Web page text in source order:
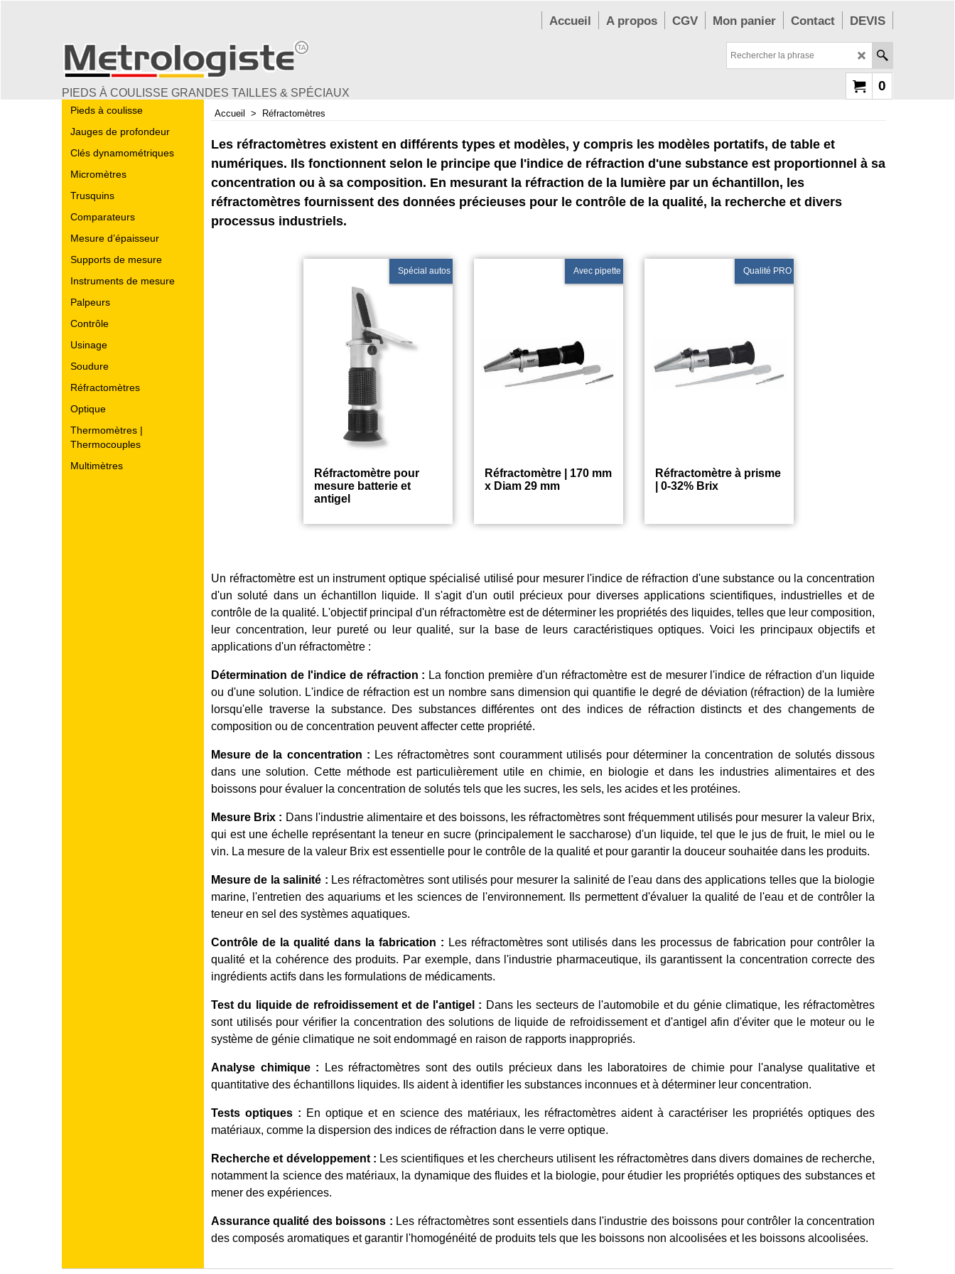
Accueil A propos CGV Mon panier Contact DEVIS
PIEDS À COULISSE GRANDES TAILLES & SPÉCIAUX 0
Pieds à coulisse
Jauges de profondeur
Clés dynamométriques
Micromètres
Trusquins
Comparateurs
Mesure d’épaisseur
Supports de mesure
Instruments de mesure
Palpeurs
Contrôle
Usinage
Soudure
Réfractomètres
Optique
Thermomètres |
Thermocouples
Multimètres
Accueil > Réfractomètres
Les réfractomètres existent en différents types et modèles, y compris les modèles portatifs, de table et
numériques. Ils fonctionnent selon le principe que l'indice de réfraction d'une substance est proportionnel à sa
concentration ou à sa composition. En mesurant la réfraction de la lumière par un échantillon, les
réfractomètres fournissent des données précieuses pour le contrôle de la qualité, la recherche et divers
processus industriels.
Spécial autos
Réfractomètre pour
mesure batterie et
antigel
€ 209.45
Avec pipette
Réfractomètre | 170 mm
x Diam 29 mm
€ 62.95
Qualité PRO
Réfractomètre à prisme
| 0-32% Brix
€ 49.95
Un réfractomètre est un instrument optique spécialisé utilisé pour mesurer l'indice de réfraction d'une substance ou la concentration
d'un soluté dans un échantillon liquide. Il s'agit d'un outil précieux pour diverses applications scientifiques, industrielles et de
contrôle de la qualité. L'objectif principal d'un réfractomètre est de déterminer les propriétés des liquides, telles que leur composition,
leur concentration, leur pureté ou leur qualité, sur la base de leurs caractéristiques optiques. Voici les principaux objectifs et
applications d'un réfractomètre :
Détermination de l'indice de réfraction : La fonction première d'un réfractomètre est de mesurer l'indice de réfraction d'un liquide
ou d'une solution. L'indice de réfraction est un nombre sans dimension qui quantifie le degré de déviation (réfraction) de la lumière
lorsqu'elle traverse la substance. Des substances différentes ont des indices de réfraction distincts et des changements de
composition ou de concentration peuvent affecter cette propriété.
Mesure de la concentration : Les réfractomètres sont couramment utilisés pour déterminer la concentration de solutés dissous
dans une solution. Cette méthode est particulièrement utile en chimie, en biologie et dans les industries alimentaires et des
boissons pour évaluer la concentration de solutés tels que les sucres, les sels, les acides et les protéines.
Mesure Brix : Dans l'industrie alimentaire et des boissons, les réfractomètres sont fréquemment utilisés pour mesurer la valeur Brix,
qui est une échelle représentant la teneur en sucre (principalement le saccharose) d'un liquide, tel que le jus de fruit, le miel ou le
vin. La mesure de la valeur Brix est essentielle pour le contrôle de la qualité et pour garantir la douceur souhaitée dans les produits.
Mesure de la salinité : Les réfractomètres sont utilisés pour mesurer la salinité de l'eau dans des applications telles que la biologie
marine, l'entretien des aquariums et les sciences de l'environnement. Ils permettent d'évaluer la qualité de l'eau et de contrôler la
teneur en sel des systèmes aquatiques.
Contrôle de la qualité dans la fabrication : Les réfractomètres sont utilisés dans les processus de fabrication pour contrôler la
qualité et la cohérence des produits. Par exemple, dans l'industrie pharmaceutique, ils garantissent la concentration correcte des
ingrédients actifs dans les formulations de médicaments.
Test du liquide de refroidissement et de l'antigel : Dans les secteurs de l'automobile et du génie climatique, les réfractomètres
sont utilisés pour vérifier la concentration des solutions de liquide de refroidissement et d'antigel afin d'éviter que le moteur ou le
système de génie climatique ne soit endommagé en raison de rapports inappropriés.
Analyse chimique : Les réfractomètres sont des outils précieux dans les laboratoires de chimie pour l'analyse qualitative et
quantitative des échantillons liquides. Ils aident à identifier les substances inconnues et à déterminer leur concentration.
Tests optiques : En optique et en science des matériaux, les réfractomètres aident à caractériser les propriétés optiques des
matériaux, comme la dispersion des indices de réfraction dans le verre optique.
Recherche et développement : Les scientifiques et les chercheurs utilisent les réfractomètres dans divers domaines de recherche,
notamment la science des matériaux, la dynamique des fluides et la biologie, pour étudier les propriétés optiques des substances et
mener des expériences.
Assurance qualité des boissons : Les réfractomètres sont essentiels dans l'industrie des boissons pour contrôler la concentration
des composés aromatiques et garantir l'homogénéité de produits tels que les boissons non alcoolisées et les boissons alcoolisées.